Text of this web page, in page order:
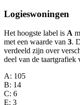
Logieswoningen
Het hoogste label is A
met een waarde van 3.
verdeeld zijn over
deel van de taartgrafiek
A: 105
B: 14
C: 6
E: 3